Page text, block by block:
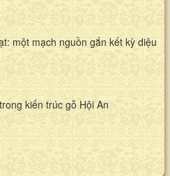
một mạch nguồn gắn kết kỳ diệu
kiến trúc gỗ Hội An